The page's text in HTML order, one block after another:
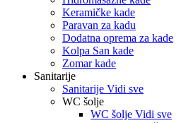
Keramičke kade
Paravan za kadu
Dodatna oprema za kade
Kolpa San kade
Zomar kade
Sanitarije
Sanitarije Vidi sve
WC šolje
WC šolje Vidi sve